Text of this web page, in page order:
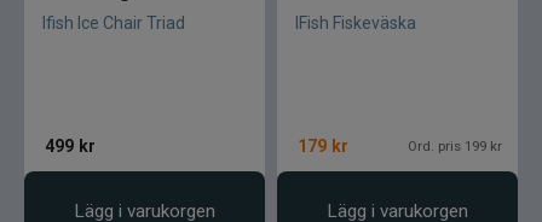
Ifish Ice Chair Triad
499 kr
Lägg i varukorgen
IFish Fiskeväska
179 kr Ord. pris 199 kr
Lägg i varukorgen